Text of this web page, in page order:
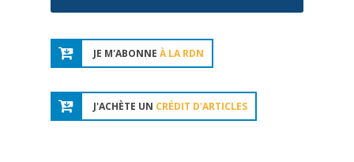
JE M'ABONNE À LA RDN
J'ACHÈTE UN CRÉDIT D'ARTICLES